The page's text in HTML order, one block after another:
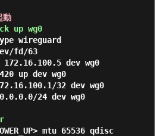
動
up wg0
wireguard
fd/63
dev wg0
up dev wg0
32 dev wg0
24 dev wg0
mtu 65536 qdisc